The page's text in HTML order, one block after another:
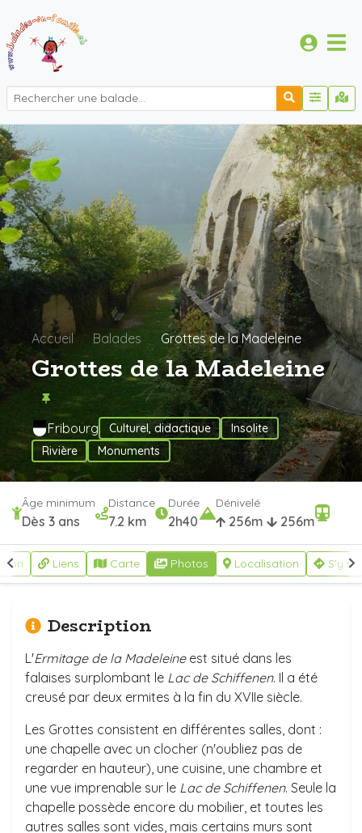
Accueil Balades Grottes de la Madeleine
Grottes de la Madeleine
Fribourg Culturel, didactique
Insolite
Rivière
Monuments
Âge minimum
Dès 3 ans
Distance
7.2 km
Durée
2h40
Dénivelé
256m 256m
Liens Carte Photos Localisation S'y
Description
L'Ermitage de la Madeleineest situé dans les
falaises surplombant le Lac de Schiffenen. Il a été
creusé par deux ermites à la fin du XVIIe siècle.
Les Grottes consistent en différentes salles, dont :
une chapelle avec un clocher (n'oubliez pas de
regarder en hauteur), une cuisine, une chambre et
une vue imprenable sur le Lac de Schiffenen. Seule la
chapelle possède encore du mobilier, et toutes les
autres salles sont vides, mais certains murs sont